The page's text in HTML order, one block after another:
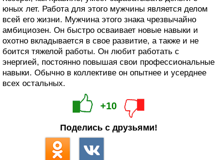
юных лет. Работа для этого мужчины является делом
всей его жизни. Мужчина этого знака чрезвычайно
амбициозен. Он быстро осваивает новые навыки и
охотно вкладывается в свое развитие, а также и не
боится тяжелой работы. Он любит работать с
энергией, постоянно повышая свои профессиональные
навыки. Обычно в коллективе он опытнее и усерднее
всех остальных.
+10
Поделись с друзьями!